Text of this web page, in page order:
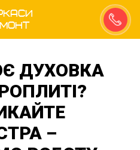
ДУХОВКА
–